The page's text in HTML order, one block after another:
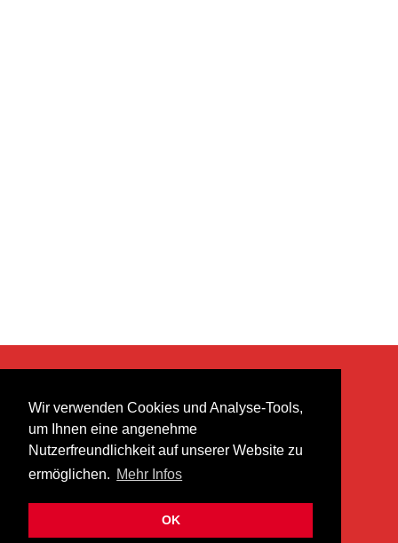
Wir verwenden Cookies und Analyse-Tools,
um Ihnen eine angenehme
Nutzerfreundlichkeit auf unserer Website zu
ermöglichen. Mehr Infos
OK
heer musik ag
Lättenstrasse 35
8952 Schlieren
info@heermusic.com